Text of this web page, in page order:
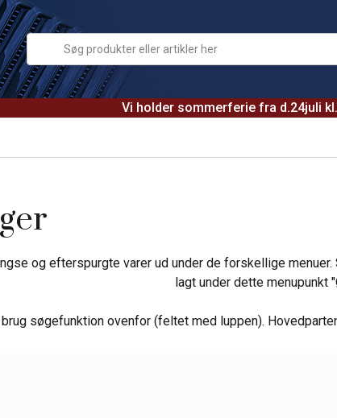
Vi holder sommerferie fra d.24juli
og efterspurgte varer ud under de forskellige
lagt under dette menupunkt
søgefunktion ovenfor (feltet med luppen).